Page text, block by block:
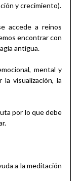
y crecimiento).
accede a reinos
encontrar con
antigua.
mental y
visualización, la
por lo que debe
a la meditación